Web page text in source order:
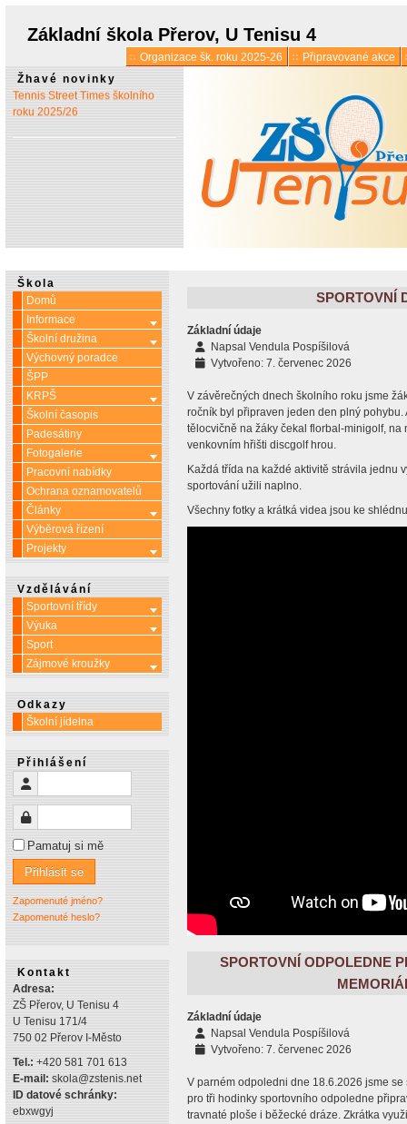
Základní škola Přerov, U Tenisu 4
Organizace šk. roku 2025-26
Připravované akce
Žhavé novinky
* 13. 5.:Vyšlo 6. číslo časopisu
Tennis Street Times školního
roku 2025/26
Škola
Domů
Informace
Více o: Informace
Školní družina Více o: Školní družina
Výchovný poradce
ŠPP
KRPŠ
Více o: KRPŠ
Školní časopis
Padesátiny
Fotogalerie
Více o: Fotogalerie
Pracovní nabídky
Ochrana oznamovatelů
Články
Více o: Články
Výběrová řízení
Projekty
Více o: Projekty
Vzdělávání
Sportovní třídy
Více o: Sportovní třídy
Výuka Více o: Výuka
Sport
Zájmové kroužky
Více o: Zájmové kroužky
Odkazy
Školní jídelna
Přihlášení
Heslo
Pamatuj si mě
Přihlásit se
Zapomenuté jméno?
Zapomenuté heslo?
Kontakt
Adresa:
ZŠ Přerov, U Tenisu 4
U Tenisu 171/4
750 02 Přerov I-Město
Tel.: +420 581 701 613
E-mail: skola@zstenis.net
ID datové schránky:
ebxwgyj
SPORTOVNÍ
Základní údaje
Napsal Vendula Pospíšilová
Vytvořeno: 7. červenec 2026
V závěrečných dnech školního roku jsme
ročník byl připraven jeden den plný
tělocvičně na žáky čekal florbal-minigolf,
venkovním hřišti discgolf hrou.
Každá třída na každé aktivitě strávila jednu
sportování užili naplno.
Všechny fotky a krátká videa jsou ke
SPORTOVNÍ ODPOLEDNE
Základní údaje
Napsal Vendula Pospíšilová
Vytvořeno: 7. červenec 2026
V parném odpoledni dne 18.6.2026 jsme
pro tři hodinky sportovního odpoledne
travnaté ploše i běžecké dráze. Zkrátka